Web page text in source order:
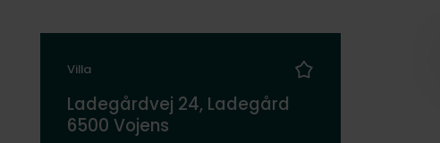
Villa
Ladegårdvej 24, Ladegård
6500 Vojens